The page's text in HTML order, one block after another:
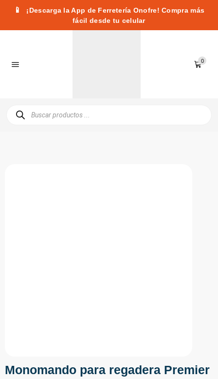
📱
¡Descarga la App de Ferretería Onofre! Compra más
fácil desde tu celular
0
Monomando para regadera Premier